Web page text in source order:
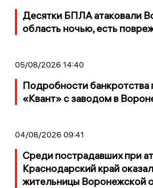
Десятки БПЛА атаковали
область ночью, есть
05/08/2026 14:40
Подробности банкротства
«Квант» с заводом в
04/08/2026 09:41
Среди пострадавших при
Краснодарский край
жительницы Воронежской